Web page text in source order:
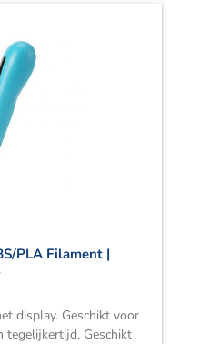
PLA Filament |
display. Geschikt voor
tegelijkertijd. Geschikt